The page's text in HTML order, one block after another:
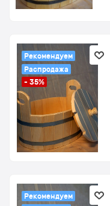
Рекомендуем
Распродажа
- 35%
Рекомендуем